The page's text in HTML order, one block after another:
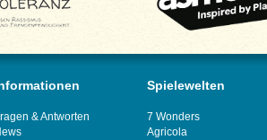
& Antworten
Spielewelten
7 Wonders
Agricola